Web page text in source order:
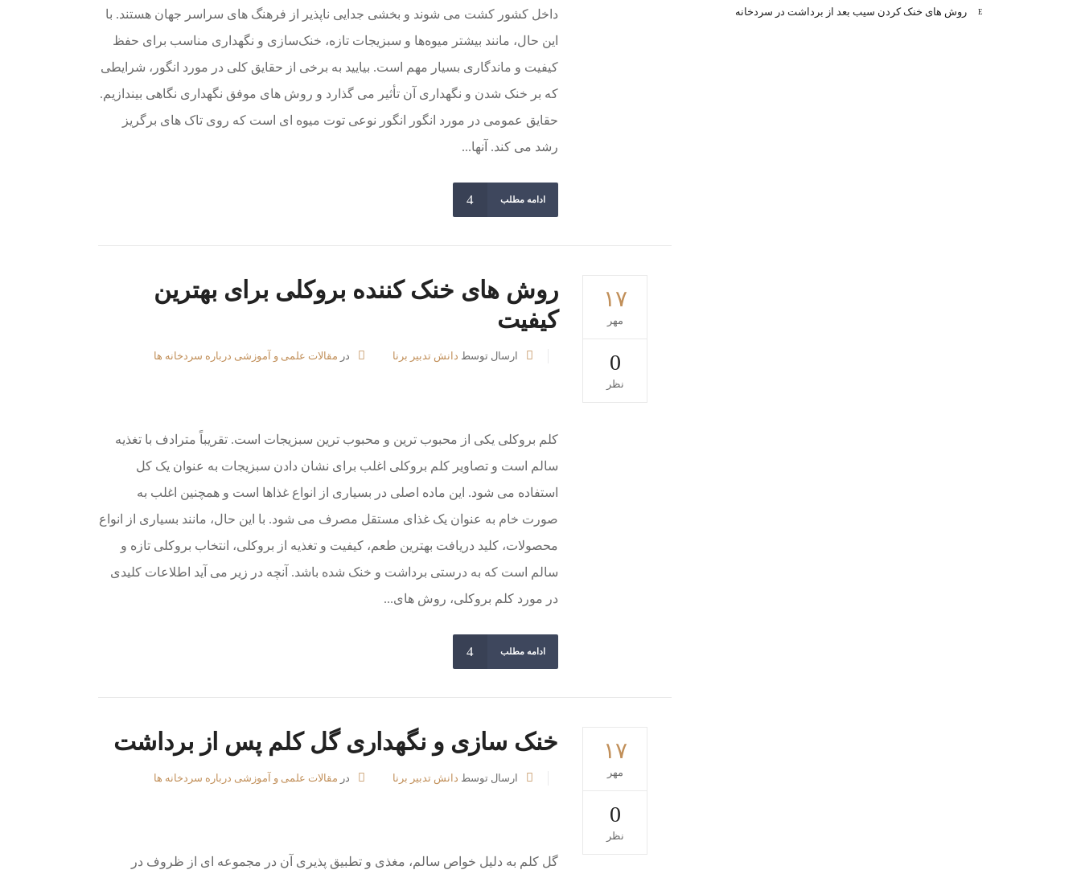
داخل کشور کشت می شوند و بخشی جدایی ناپذیر از فرهنگ های سراسر جهان هستند. با
این حال، مانند بیشتر میوه‌ها و سبزیجات تازه، خنک‌سازی و نگهداری مناسب برای حفظ
کیفیت و ماندگاری بسیار مهم است. بیایید به برخی از حقایق کلی در مورد انگور، شرایطی
که بر خنک شدن و نگهداری آن تأثیر می گذارد و روش های موفق نگهداری نگاهی بیندازیم.
حقایق عمومی در مورد انگور انگور نوعی توت میوه ای است که روی تاک های برگریز
رشد می کند. آنها...
ادامه مطلب
۱۷
مهر
0
نظر
روش های خنک کننده بروکلی برای بهترین
کیفیت
ارسال توسط دانش تدبیر برنا در مقالات علمی و آموزشی درباره سردخانه ها
کلم بروکلی یکی از محبوب ترین و محبوب ترین سبزیجات است. تقریباً مترادف با تغذیه
سالم است و تصاویر کلم بروکلی اغلب برای نشان دادن سبزیجات به عنوان یک کل
استفاده می شود. این ماده اصلی در بسیاری از انواع غذاها است و همچنین اغلب به
صورت خام به عنوان یک غذای مستقل مصرف می شود. با این حال، مانند بسیاری از انواع
محصولات، کلید دریافت بهترین طعم، کیفیت و تغذیه از بروکلی، انتخاب بروکلی تازه و
سالم است که به درستی برداشت و خنک شده باشد. آنچه در زیر می آید اطلاعات کلیدی
در مورد کلم بروکلی، روش های...
ادامه مطلب
۱۷
مهر
0
نظر
خنک سازی و نگهداری گل کلم پس از برداشت
ارسال توسط دانش تدبیر برنا در مقالات علمی و آموزشی درباره سردخانه ها
گل کلم به دلیل خواص سالم، مغذی و تطبیق پذیری آن در مجموعه ای از ظروف در
روش های خنک کردن سیب بعد از برداشت در سردخانه